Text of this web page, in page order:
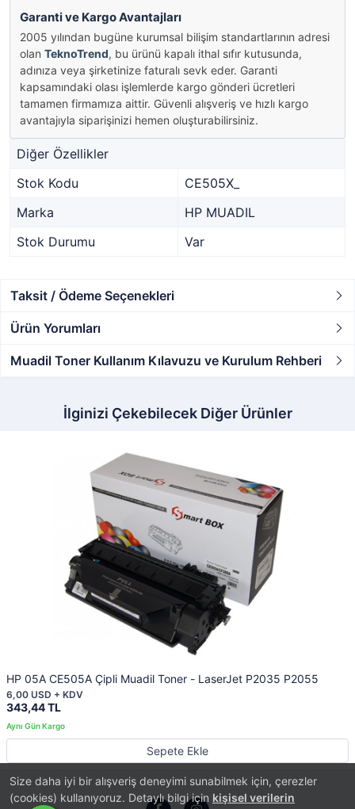
Size daha iyi bir alışveriş deneyimi sunabilmek için, çerezler
(cookies) kullanıyoruz. Detaylı bilgi için kişisel verilerin
Garanti ve Kargo Avantajları
2005 yılından bugüne kurumsal bilişim standartlarının adresi
olan TeknoTrend, bu ürünü kapalı ithal sıfır kutusunda,
adınıza veya şirketinize faturalı sevk eder. Garanti
kapsamındaki olası işlemlerde kargo gönderi ücretleri
tamamen firmamıza aittir. Güvenli alışveriş ve hızlı kargo
avantajıyla siparişinizi hemen oluşturabilirsiniz.
Diğer Özellikler
Stok Kodu
CE505X_
Marka
HP MUADIL
Stok Durumu
Var
Taksit / Ödeme Seçenekleri
Ürün Yorumları
Muadil Toner Kullanım Kılavuzu ve Kurulum Rehberi
İlginizi Çekebilecek Diğer Ürünler
HP 05A CE505A Çipli Muadil Toner - LaserJet P2035 P2055
343,44 TL
6,00 USD + KDV
Sepete Ekle